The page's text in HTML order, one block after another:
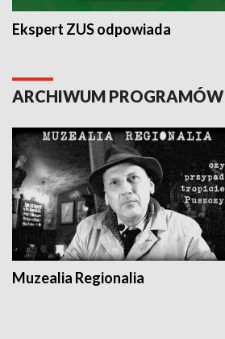
Ekspert ZUS odpowiada
ARCHIWUM PROGRAMÓW
Muzealia Regionalia